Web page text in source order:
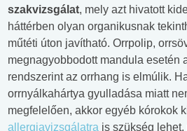
szakvizsgálat, mely azt hivatott
háttérben olyan organikusnak
műtéti úton javítható. Orrpolip,
megnagyobbodott mandula esetén
rendszerint az orrhang is elmúlik.
orrnyálkahártya gyulladása miatt
megfelelően, akkor egyéb kórokok
allergiavizsgálatra is szükség